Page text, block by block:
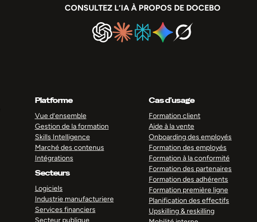
CONSULTEZ L’IA À PROPOS DE DOCEBO
Platforme
Vue d’ensemble
Gestion de la formation
Skills Intelligence
Marché des contenus
Intégrations
Secteurs
Logiciels
Industrie manufacturiere
Services financiers
Secteur publique
Cas d’usage
Formation client
Aide à la vente
Onboarding des employés
Formation des employés
Formation à la conformité
Formation des partenaires
Formation des adhérents
Formation première ligne
Planification des effectifs
Upskilling & reskilling